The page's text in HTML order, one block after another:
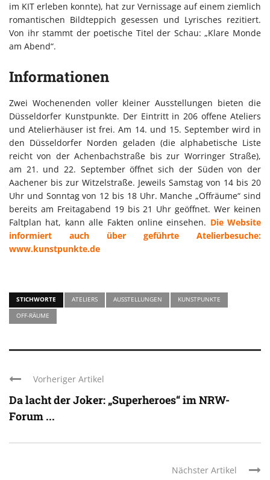
im KIT erleben konnte), hat zur Vernissage auf einem ziemlich
romantischen Bildteppich gesessen und Lyrisches rezitiert.
Von ihr stammt der poetische Titel der Schau: „Klare Monde
am Abend“.
Informationen
Zwei Wochenenden voller kleiner Ausstellungen bieten die
Düsseldorfer Kunstpunkte. Der Eintritt in 206 offene Ateliers
und Atelierhäuser ist frei. Am 14. und 15. September wird in
den Düsseldorfer Norden geladen (die alphabetische Liste
reicht von der Achenbachstraße bis zur Worringer Straße),
am 21. und 22. September öffnet sich der Süden von der
Aachener bis zur Witzelstraße. Jeweils Samstag von 14 bis 20
Uhr und Sonntag von 12 bis 18 Uhr. Manche „Offräume“ sind
bereits am Freitagabend 19 bis 21 Uhr geöffnet. Wer keinen
Faltplan hat, kann alle Fakten online einsehen. Die Website
informiert auch über geführte Atelierbesuche:
www.kunstpunkte.de
STICHWORTE ATELIERS AUSSTELLUNGEN
KUNSTPUNKTE
OFF-RÄUME
Vorheriger Artikel
Da lacht der Joker: „Superheroes“ im NRW-
Forum ...
Nächster Artikel